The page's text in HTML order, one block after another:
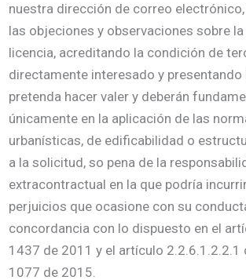
nuestra dirección de correo
las objeciones y observaciones sobre
licencia, acreditando la condición de
directamente interesado y presentando
pretenda hacer valer y deberán
únicamente en la aplicación de las
urbanísticas, de edificabilidad o
a la solicitud, so pena de la
extracontractual en la que podría
perjuicios que ocasione con su
concordancia con lo dispuesto en el
1437 de 2011 y el artículo 2.2.6.1.2.2.1
1077 de 2015.